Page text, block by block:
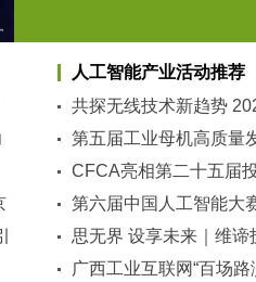
人工智能产业活动推荐
共探无线技术新趋势
第五届工业母机高质量
CFCA亮相第二十五届
经贸赋能
第六届中国人工智能大
思无界 设享未来｜维
广西工业互联网“百场